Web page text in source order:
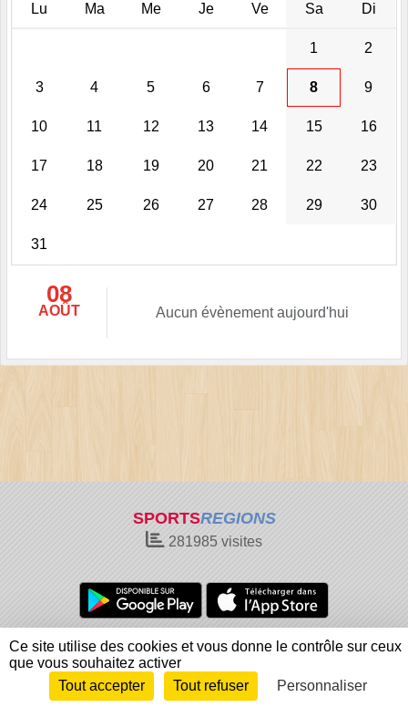
Lu Ma Me Je Ve Sa Di
1 2
3 4 5 6 7 8 9
10 11 12 13 14 15 16
17 18 19 20 21 22 23
24 25 26 27 28 29 30
31
08
AOÛT Aucun évènement aujourd'hui
SPORTSREGIONS
281985 visites
Charte cookies
Gestion des cookies
Informations légales
Signaler un contenu inapproprié
Envie de participer ?
Connexion
Ce site utilise des cookies et vous donne le contrôle sur ceux
que vous souhaitez activer
Tout accepter
Tout refuser Personnaliser